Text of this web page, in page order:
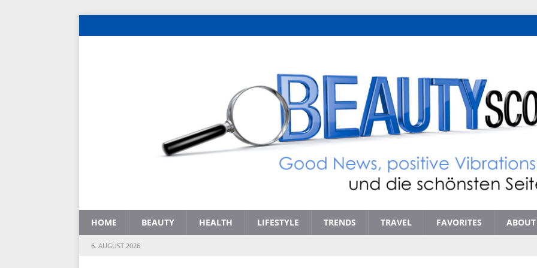
HOME BEAUTY HEALTH LIFESTYLE TRENDS TRAVEL FAVORITES
6. AUGUST 2026